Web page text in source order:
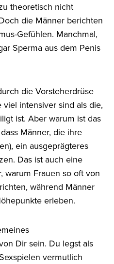
theoretisch nicht
die Männer berichten
Gefühlen. Manchmal,
Sperma aus dem Penis
die Vorsteherdrüse
intensiver sind als die,
ist. Aber warum ist das
Männer, die ihre
ein ausgeprägteres
Das ist auch eine
warum Frauen so oft von
während Männer
erleben.
Dir sein. Du legst als
vermutlich